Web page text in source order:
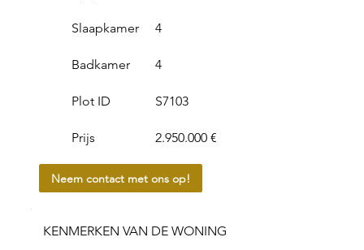
Slaapkamer
Badkamer
4
4
Plot ID
Prijs
S7103
2.950.000 €
Neem contact met ons op!
KENMERKEN VAN DE WONING